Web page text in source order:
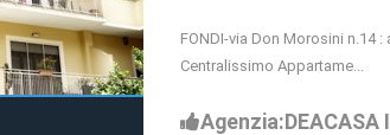
FONDI-via Don Morosini n.14 :
Centralissimo Appartame...
Agenzia:DEACASA